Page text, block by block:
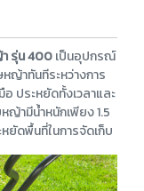
รุ่น 400เป็นอุปกรณ์
ญ้าทันทีระหว่างการ
ประหยัดทั้งเวลาและ
ญ้ามีน้ำหนักเพียง 1.5
ยัดพื้นที่ในการจัดเก็บ